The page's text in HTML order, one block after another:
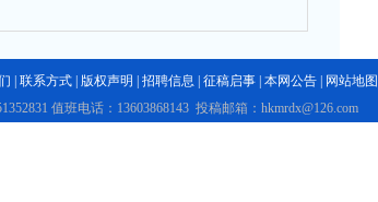
| 联系方式 | 版权声明 | 招聘信息 | 征稿启事 | 本网公告 | 网站地图
值班电话：13603868143 投稿邮箱：hkmrdx@126.com